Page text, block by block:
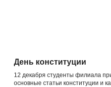
День конституции
12 декабря студенты филиала
основные статьи конституции и